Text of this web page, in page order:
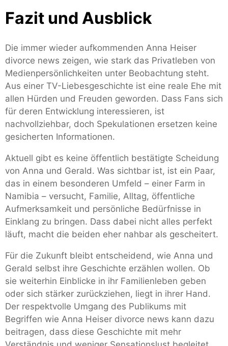
Fazit und Ausblick
Die immer wieder aufkommenden Anna Heiser
divorce news zeigen, wie stark das Privatleben von
Medienpersönlichkeiten unter Beobachtung steht.
Aus einer TV-Liebesgeschichte ist eine reale Ehe mit
allen Hürden und Freuden geworden. Dass Fans sich
für deren Entwicklung interessieren, ist
nachvollziehbar, doch Spekulationen ersetzen keine
gesicherten Informationen.
Aktuell gibt es keine öffentlich bestätigte Scheidung
von Anna und Gerald. Was sichtbar ist, ist ein Paar,
das in einem besonderen Umfeld – einer Farm in
Namibia – versucht, Familie, Alltag, öffentliche
Aufmerksamkeit und persönliche Bedürfnisse in
Einklang zu bringen. Dass dabei nicht alles perfekt
läuft, macht die beiden eher nahbar als gescheitert.
Für die Zukunft bleibt entscheidend, wie Anna und
Gerald selbst ihre Geschichte erzählen wollen. Ob
sie weiterhin Einblicke in ihr Familienleben geben
oder sich stärker zurückziehen, liegt in ihrer Hand.
Der respektvolle Umgang des Publikums mit
Begriffen wie Anna Heiser divorce news kann dazu
beitragen, dass diese Geschichte mit mehr